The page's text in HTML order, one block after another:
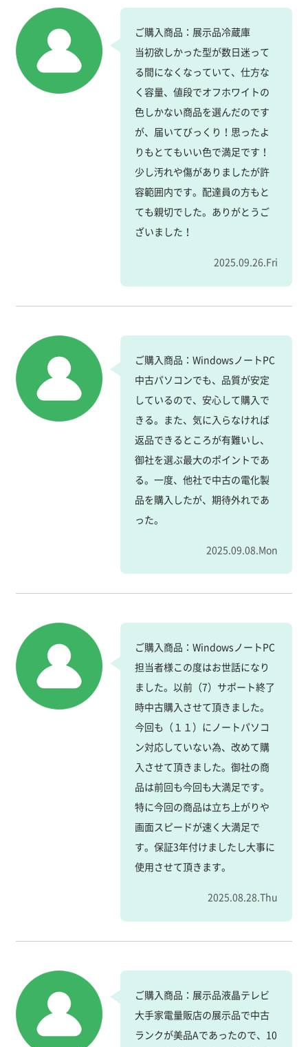
ご購入商品：展示品冷蔵庫
当初欲しかった型が数日迷って
る間になくなっていて、仕方な
く容量、値段でオフホワイトの
色しかない商品を選んだのです
が、届いてびっくり！思ったよ
りもとてもいい色で満足です！
少し汚れや傷がありましたが許
容範囲内です。配達員の方もと
ても親切でした。ありがとうご
ざいました！
2025.09.26.Fri
ご購入商品：WindowsノートPC
中古パソコンでも、品質が安定
しているので、安心して購入で
きる。また、気に入らなければ
返品できるところが有難いし、
御社を選ぶ最大のポイントであ
る。一度、他社で中古の電化製
品を購入したが、期待外れであ
った。
2025.09.08.Mon
ご購入商品：WindowsノートPC
担当者様この度はお世話になり
ました。以前（7）サポート終了
時中古購入させて頂きました。
今回も（１１）にノートパソコ
ン対応していない為、改めて購
入させて頂きました。御社の商
品は前回も今回も大満足です。
特に今回の商品は立ち上がりや
画面スピードが速く大満足で
す。保証3年付けましたし大事に
使用させて頂きます。
2025.08.28.Thu
ご購入商品：展示品液晶テレビ
大手家電量販店の展示品で中古
ランクが美品Aであったので、10